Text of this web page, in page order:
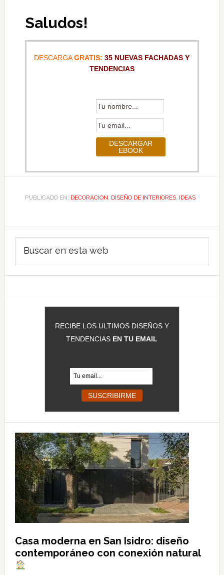
Saludos!
DESCARGAGRATIS: 35 NUEVAS FACHADAS Y
TENDENCIAS
PUBLICADO EN: DECORACION, DISEÑO DE INTERIORES, IDEAS
Barra
lateral
principal
RECIBE LOS ULTIMOS DISEÑOS Y
TENDENCIAS EN TU EMAIL
Casa moderna en San Isidro: diseño
contemporáneo con conexión natural